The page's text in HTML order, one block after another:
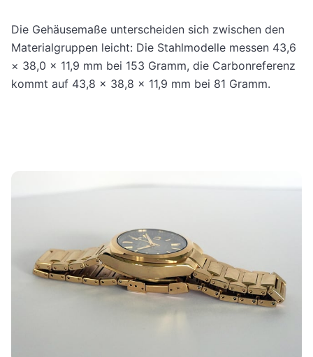
Die Gehäusemaße unterscheiden sich zwischen den
Materialgruppen leicht: Die Stahlmodelle messen 43,6
× 38,0 × 11,9 mm bei 153 Gramm, die Carbonreferenz
kommt auf 43,8 × 38,8 × 11,9 mm bei 81 Gramm.